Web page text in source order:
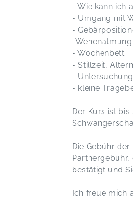
- Wie kann ich
- Umgang mit
-
-Wehenatmung
- Wochenbett
- Stillzeit,
-
- kleine
Der Kurs ist
Die Gebühr
Partnergebühr,
bestätigt und
Ich freue mich